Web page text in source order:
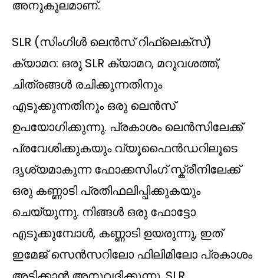
അനുകൂലമാണ്.
SLR (സിംഗിൾ ലെൻസ് റിഫ്ലെക്സ്)
ക്യാമറ: ഒരു SLR ക്യാമറ, മറുവശത്ത്,
ചിത്രങ്ങൾ രചിക്കുന്നതിനും
എടുക്കുന്നതിനും ഒരു ലെൻസ്
ഉപയോഗിക്കുന്നു. പ്രകാശം ലെൻസിലേക്ക്
പ്രവേശിക്കുകയും വ്യൂഫൈൻഡറിലൂടെ
ദൃശ്യമാകുന്ന ഫോക്കസിംഗ് സ്ക്രീനിലേക്ക്
ഒരു കണ്ണാടി പ്രതിഫലിപ്പിക്കുകയും
ചെയ്യുന്നു. നിങ്ങൾ ഒരു ഫോട്ടോ
എടുക്കുമ്പോൾ, കണ്ണാടി ഉയരുന്നു, ഇത്
ഇമേജ് സെൻസറിലോ ഫിലിമിലോ പ്രകാശം